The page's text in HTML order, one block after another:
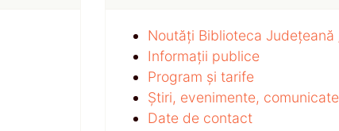
Noutăți Biblioteca Județeană
Informații publice
Program și tarife
Știri, evenimente, comunicate
Date de contact